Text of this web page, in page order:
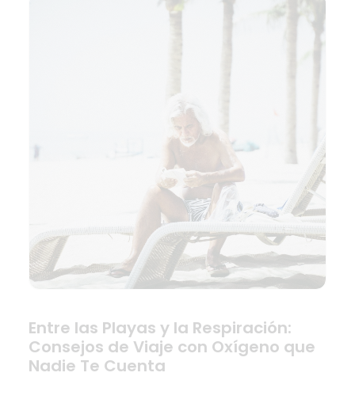
Entre las Playas y la Respiración:
Consejos de Viaje con Oxígeno que
Nadie Te Cuenta